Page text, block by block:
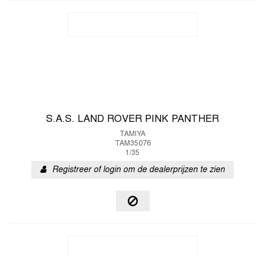
S.A.S. LAND ROVER PINK PANTHER
TAMIYA
TAM35076
1/35
Registreer of login om de dealerprijzen te zien